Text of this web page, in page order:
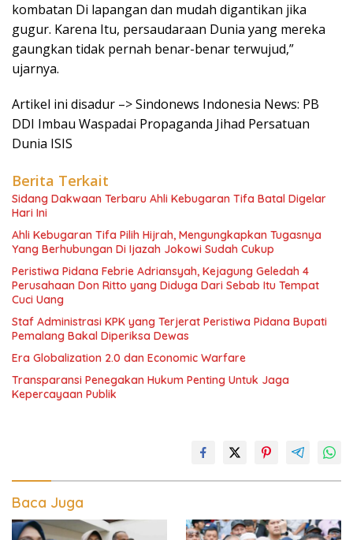
kombatan Di lapangan dan mudah digantikan jika
gugur. Karena Itu, persaudaraan Dunia yang mereka
gaungkan tidak pernah benar-benar terwujud,”
ujarnya.
Artikel ini disadur –> Sindonews Indonesia News: PB
DDI Imbau Waspadai Propaganda Jihad Persatuan
Dunia ISIS
Berita Terkait
Sidang Dakwaan Terbaru Ahli Kebugaran Tifa Batal Digelar
Hari Ini
Ahli Kebugaran Tifa Pilih Hijrah, Mengungkapkan Tugasnya
Yang Berhubungan Di Ijazah Jokowi Sudah Cukup
Peristiwa Pidana Febrie Adriansyah, Kejagung Geledah 4
Perusahaan Don Ritto yang Diduga Dari Sebab Itu Tempat
Cuci Uang
Staf Administrasi KPK yang Terjerat Peristiwa Pidana Bupati
Pemalang Bakal Diperiksa Dewas
Era Globalization 2.0 dan Economic Warfare
Transparansi Penegakan Hukum Penting Untuk Jaga
Kepercayaan Publik
Baca Juga